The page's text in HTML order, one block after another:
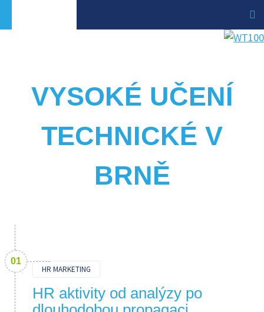
VYSOKÉ UČENÍ
TECHNICKÉ V
BRNĚ
HR MARKETING
HR aktivity od analýzy po